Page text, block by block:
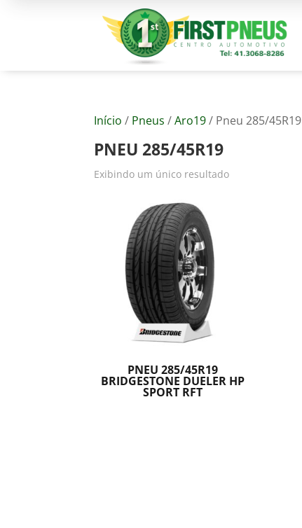
Início / Pneus /Aro19/ Pneu 285/45R19
PNEU 285/45R19
Exibindo um único resultado
PNEU 285/45R19
BRIDGESTONE DUELER HP
SPORT RFT